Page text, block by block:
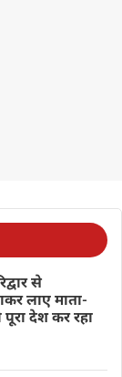
से
लाए माता-
पूरा देश कर रहा